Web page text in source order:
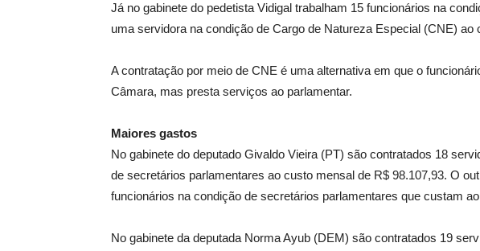
Já no gabinete do pedetista Vidigal trabalham 15 funcionários na
uma servidora na condição de Cargo de Natureza Especial (CNE) ao
A contratação por meio de CNE é uma alternativa em que o
Câmara, mas presta serviços ao parlamentar.
Maiores gastos
No gabinete do deputado Givaldo Vieira (PT) são contratados 18
de secretários parlamentares ao custo mensal de R$ 98.107,93. O
funcionários na condição de secretários parlamentares que custam
No gabinete da deputada Norma Ayub (DEM) são contratados 19